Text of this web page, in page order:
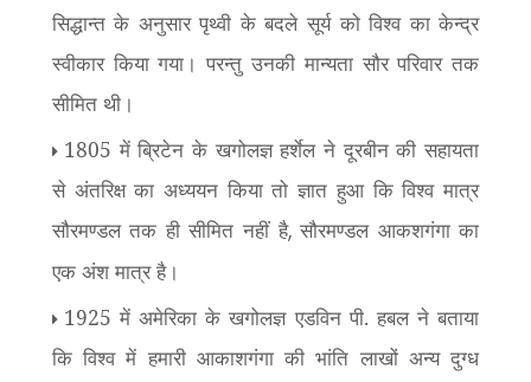
सिद्धान्त के अनुसार पृथ्वी के बदले सूर्य को विश्व का केन्द्र
स्वीकार किया गया। परन्तु उनकी मान्यता सौर परिवार तक
सीमित थी।
1805 में ब्रिटेन के खगोलज्ञ हर्शेल ने दूरबीन की सहायता
से अंतरिक्ष का अध्ययन किया तो ज्ञात हुआ कि विश्व मात्र
सौरमण्डल तक ही सीमित नहीं है,सौरमण्डल आकशगंगा का
एक अंश मात्र है।
1925 में अमेरिका के खगोलज्ञ एडविन पी. हबल ने बताया
कि विश्व में हमारी आकाशगंगा की भांति लाखों अन्य दुग्ध